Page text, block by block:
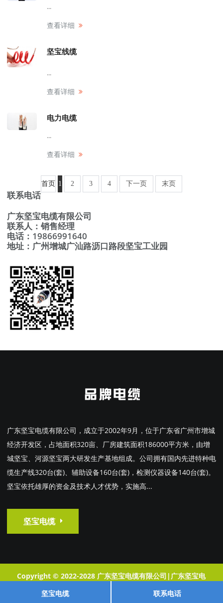
...
查看详细
坚宝线缆
...
查看详细
电力电缆
...
查看详细
首页 1 2 3 4 下一页 末页
联系电话
广东坚宝电缆有限公司
联系人：销售经理
电话：19866991640
地址：广州增城广汕路沥口路段坚宝工业园
广东坚宝电缆有限公司，成立于2002年9月，位于广东省广州市增城
经济开发区，占地面积320亩、厂房建筑面积186000平方米，由增
城坚宝、河源坚宝两大研发生产基地组成。公司拥有国内先进特种电
缆生产线320台(套)、辅助设备160台(套)，检测仪器设备140台(套)。
坚宝依托雄厚的资金及技术人才优势，实施高...
坚宝电缆
Copyright © 2022-2028 广东坚宝电缆有限公司|广东坚宝电
坚宝电缆
联系电话